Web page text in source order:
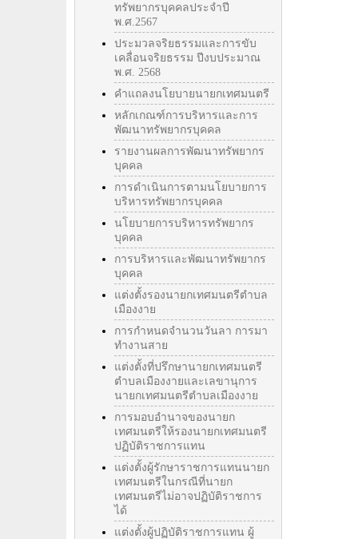
ทรัพยากรบุคคลประจำปี
พ.ศ.2567
ประมวลจริยธรรมและการขับ
เคลื่อนจริยธรรม ปีงบประมาณ
พ.ศ. 2568
คำแถลงนโยบายนายกเทศมนตรี
หลักเกณฑ์การบริหารและการ
พัฒนาทรัพยากรบุคคล
รายงานผลการพัฒนาทรัพยากร
บุคคล
การดำเนินการตามนโยบายการ
บริหารทรัพยากรบุคคล
นโยบายการบริหารทรัพยากร
บุคคล
การบริหารและพัฒนาทรัพยากร
บุคคล
แต่งตั้งรองนายกเทศมนตรีตำบล
เมืองงาย
การกำหนดจำนวนวันลา การมา
ทำงานสาย
แต่งตั้งที่ปรึกษานายกเทศมนตรี
ตำบลเมืองงายและเลขานุการ
นายกเทศมนตรีตำบลเมืองงาย
การมอบอำนาจของนายก
เทศมนตรีให้รองนายกเทศมนตรี
ปฏิบัติราชการแทน
แต่งตั้งผู้รักษาราชการแทนนายก
เทศมนตรีในกรณีที่นายก
เทศมนตรีไม่อาจปฏิบัติราชการ
ได้
แต่งตั้งผู้ปฏิบัติราชการแทน ผู้